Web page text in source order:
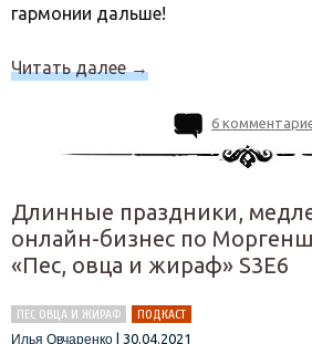
гармонии дальше!
Читать далее→
6
Длинные праздники,
онлайн-бизнес по
«Пес, овца и жираф» S3E6
ПЕС ОВЦА И ЖИРАФ
ПОДКАСТ
Илья Овчаренко
30.04.2021